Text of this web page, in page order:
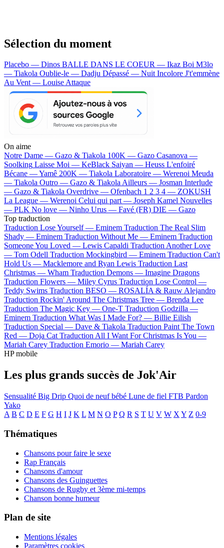
Sélection du moment
Placebo — Dinos BALLE DANS LE COEUR — Ikaz Boi M3lo
— Tiakola Oublie-le — Dadju Dépassé — Nuit Incolore J't'emmène
Au Vent — Louise Attaque
On aime
Notre Dame — Gazo & Tiakola 100K — Gazo Casanova —
Soolking Laisse Moi — KeBlack Saiyan — Heuss L'enfoiré
Bécane —Yamê 200K — Tiakola Laboratoire — Werenoi Meuda
— Tiakola Outro — Gazo & TiakolaAilleurs — Josman Interlude
— Gazo & Tiakola Overdrive — Ofenbach 1 2 3 4 — ZOKUSH
La League — Werenoi Celui qui part — Joseph Kamel Nouvelles
— PLK No love — Ninho Urus — Favé (FR) DIE — Gazo
Top traduction
Traduction Lose Yourself — Eminem Traduction The Real Slim
Shady — Eminem Traduction Without Me — Eminem Traduction
Someone You Loved — Lewis Capaldi Traduction Another Love
— Tom Odell Traduction Mockingbird — Eminem Traduction Can't
Hold Us — Macklemore and Ryan Lewis Traduction Last
Christmas — Wham Traduction Demons — Imagine Dragons
Traduction Flowers — Miley Cyrus Traduction Lose Control —
Teddy Swims Traduction BESO — ROSALÍA & Rauw Alejandro
Traduction Rockin' Around The Christmas Tree — Brenda Lee
Traduction The Magic Key — One-T Traduction Godzilla —
Eminem Traduction What Was I Made For? — Billie Eilish
Traduction Special — Dave & Tiakola Traduction Paint The Town
Red — Doja Cat Traduction All I Want For Christmas Is You —
Mariah Carey Traduction Emorio — Mariah Carey
HP mobile
Les plus grands succès de Jok'Air
Sensualité Big Drip Quoi de neuf bébé Lune de fiel FTB Pardon
Yako
A B C D E F G H I J K L M N O P Q R S T U V W X Y Z 0-9
Thématiques
Chansons pour faire le sexe
Rap Français
Chansons d'amour
Chansons des Guinguettes
Chansons de Rugby et 3ème mi-temps
Chanson bonne humeur
Plan de site
Mentions légales
Paramètres cookies